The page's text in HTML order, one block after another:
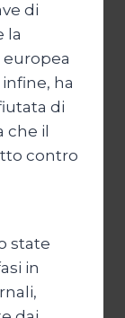
di
la
europea
ha
di
il
contro
state
in